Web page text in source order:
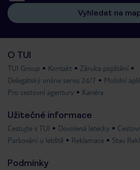
Vyhledat na
O TUI
TUI Group Kontakt
Záruka pojištění
Delegátský online servis 24/7
Mobilní
Pro cestovní agentury
Kariéra
Užitečné informace
Cestujte s TUI Dovolená letecky
Parkování u letiště
Reklamace Stav
Podmínky